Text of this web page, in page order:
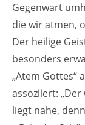
Gegenwart
die wir atmen,
Der heilige
besonders
„Atem Gottes“
assoziiert:
liegt nahe,